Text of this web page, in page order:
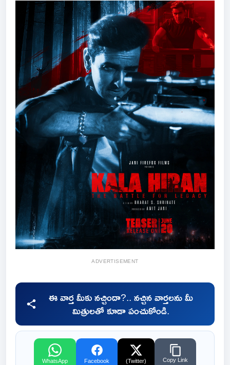
ADVERTISEMENT
ఈ వార్త మీకు నచ్చిందా?.. నచ్చిన వార్తలను మీ
మిత్రులతో కూడా పంచుకోండి.
WhatsApp Facebook (Twitter) Copy Link